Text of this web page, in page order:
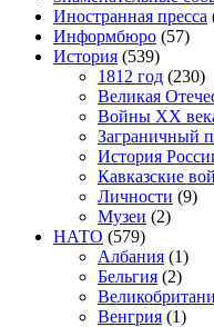
Иностранная пресса
Информбюро (57)
История (539)
1812 год (230)
Великая
Войны XX
Заграничный
История
Кавказские
Личности (9)
Музеи (2)
НАТО (579)
Албания (1)
Бельгия (2)
Венгрия (1)